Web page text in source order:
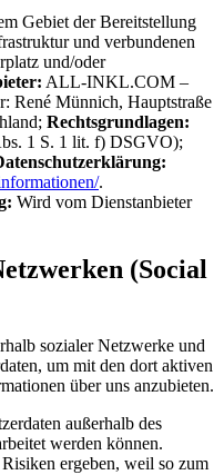
Gebiet der Bereitstellung
und verbundenen
und/oder
ALL-INKL.COM –
René Münnich, Hauptstraße
Rechtsgrundlagen:
1 S. 1 lit. f) DSGVO);
.
Wird vom Dienstanbieter
(Social
sozialer Netzwerke und
um mit den dort aktiven
über uns anzubieten.
außerhalb des
werden können.
ergeben, weil so zum